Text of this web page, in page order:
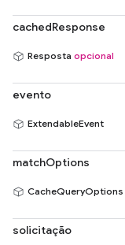
cachedResponse
Resposta opcional
evento
ExtendableEvent
matchOptions
CacheQueryOptions
solicitação